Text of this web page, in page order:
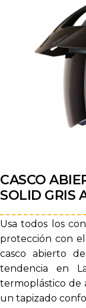
CASCO
SOLID GRIS
Usa todos los
protección con
casco abierto
tendencia en
termoplástico de
un tapizado